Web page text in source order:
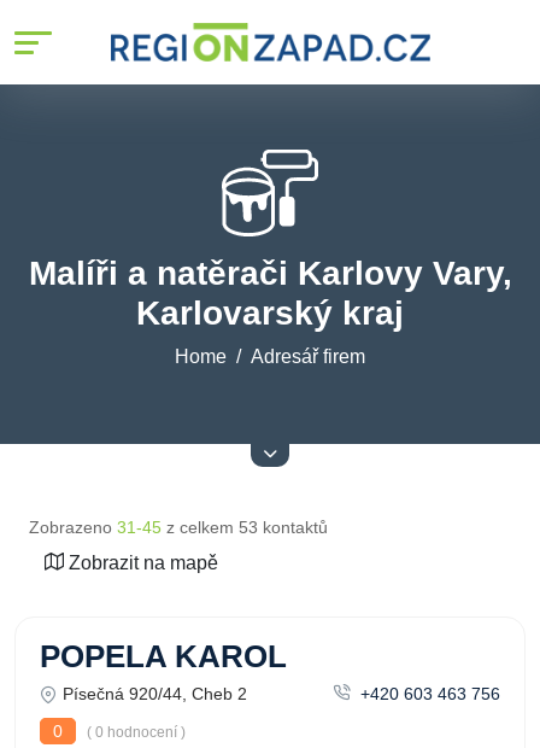
Malíři a natěrači Karlovy Vary,
Karlovarský kraj
Home Adresář firem
Zobrazeno 31-45 z celkem 53 kontaktů
Zobrazit na mapě
POPELA KAROL
Písečná 920/44, Cheb 2
+420 603 463 756
0
( 0 hodnocení )